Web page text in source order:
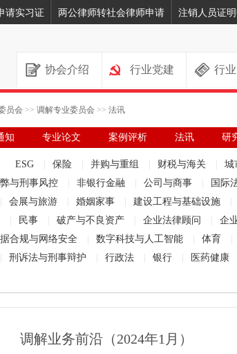
请实习证 两公律师转社会律师申请 注销人员证
协会介绍 行业党建 行
员会 >> 调解专业委员会 >> 法讯
知 专业论文 案例评析 法讯 研
ESG 保险 并购与重组 财税与海关 城
与刑事风控 非银行金融 公司与商事 国际
会展与旅游 婚姻家事 建设工程与基础设施
民事 破产与不良资产 企业法律顾问 企
合规与网络安全 数字科技与人工智能 体育
刑诉法与刑事辩护 行政法 银行 医药健康
调解业务前沿（2024年1月）